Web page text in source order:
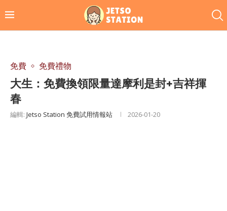
免費 免費禮物
大生：免費換領限量達摩利是封+吉祥揮
春
編輯: Jetso Station 免費試用情報站 2026-01-20